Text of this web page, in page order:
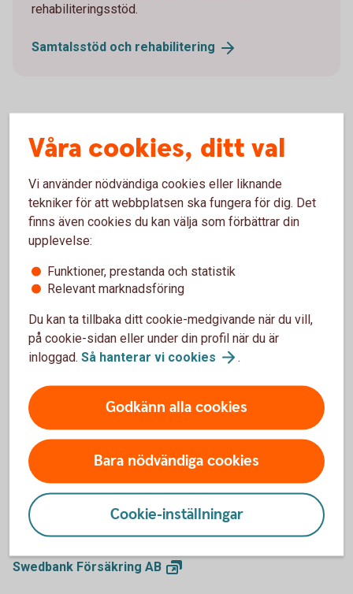
rehabiliteringsstöd.
Samtalsstöd och rehabilitering
Så fungerar sjukförsäkringen
Förköpsinformation och villkor
Anmäl skada
Anmäl skada, sök vård eller ersättning. Här hittar du
kontaktuppgifter och blanketter.
Vad händer vidskada?
Försäkringsgivare
Swedbank Försäkring AB
Våra cookies, ditt val
Vi använder nödvändiga cookies eller liknande
tekniker för att webbplatsen ska fungera för dig. Det
finns även cookies du kan välja som förbättrar din
upplevelse:
Funktioner, prestanda och statistik
Relevant marknadsföring
Du kan ta tillbaka ditt cookie-medgivande när du vill,
på cookie-sidan eller under din profil när du är
inloggad. Så hanterar vi cookies .
Godkänn alla cookies
Bara nödvändiga cookies
Cookie-inställningar